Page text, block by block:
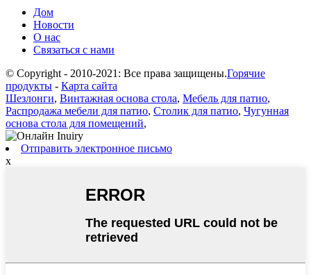
Дом
Новости
О нас
Связаться с нами
© Copyright - 2010-2021: Все права защищены.Горячие
продукты - Карта сайта
Шезлонги, Винтажная основа стола, Мебель для патио,
Распродажа мебели для патио, Столик для патио, Чугунная
основа стола для помещений,
Отправить электронное письмо
x